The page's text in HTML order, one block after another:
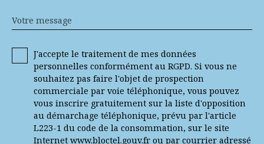
Votre message
J'accepte le traitement de mes données
personnelles conformément au RGPD. Si vous ne
souhaitez pas faire l'objet de prospection
commerciale par voie téléphonique, vous pouvez
vous inscrire gratuitement sur la liste d'opposition
au démarchage téléphonique, prévu par l'article
L223-1 du code de la consommation, sur le site
Internet www.bloctel.gouv.fr ou par courrier adressé